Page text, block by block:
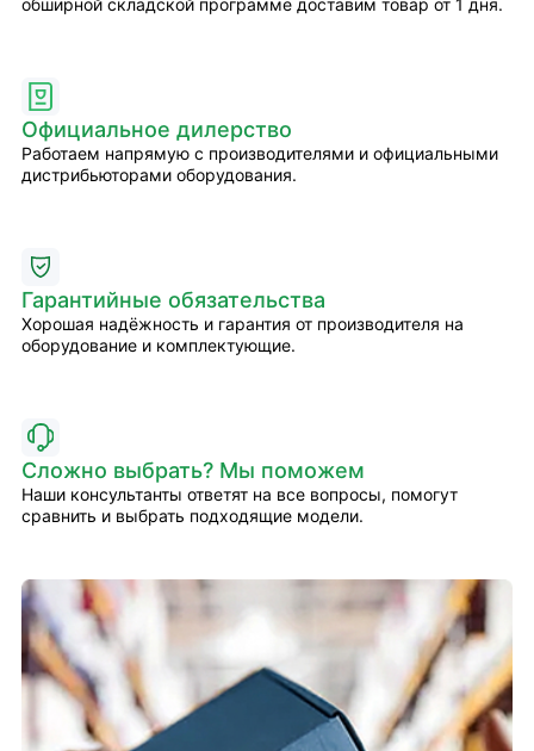
обширной складской программе доставим товар от 1 дня.
Официальное дилерство
Работаем напрямую с производителями и официальными
дистрибьюторами оборудования.
Гарантийные обязательства
Хорошая надёжность и гарантия от производителя на
оборудование и комплектующие.
Сложно выбрать? Мы поможем
Наши консультанты ответят на все вопросы, помогут
сравнить и выбрать подходящие модели.